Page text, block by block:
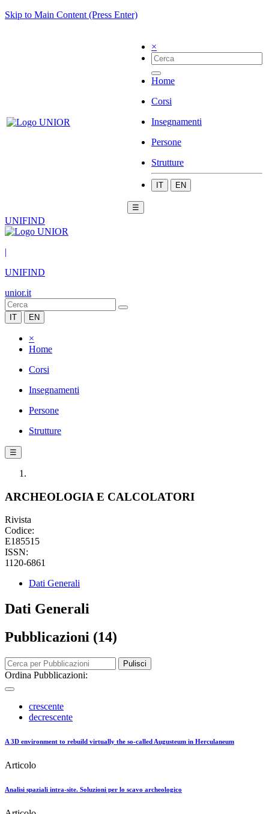
Skip to Main Content (Press Enter)
×
Home
Corsi
Insegnamenti
Persone
Strutture
IT EN
☰
UNIFIND
|
UNIFIND
unior.it
IT EN
×
Home
Corsi
Insegnamenti
Persone
Strutture
☰
ARCHEOLOGIA E CALCOLATORI
Rivista
Codice:
E185515
ISSN:
1120-6861
Dati Generali
Dati Generali
Pubblicazioni (14)
Pulisci
Ordina Pubblicazioni:
crescente
decrescente
A 3D environment to rebuild virtually the so-called Augusteum in Herculaneum
Articolo
Analisi spaziali intra-site. Soluzioni per lo scavo archeologico